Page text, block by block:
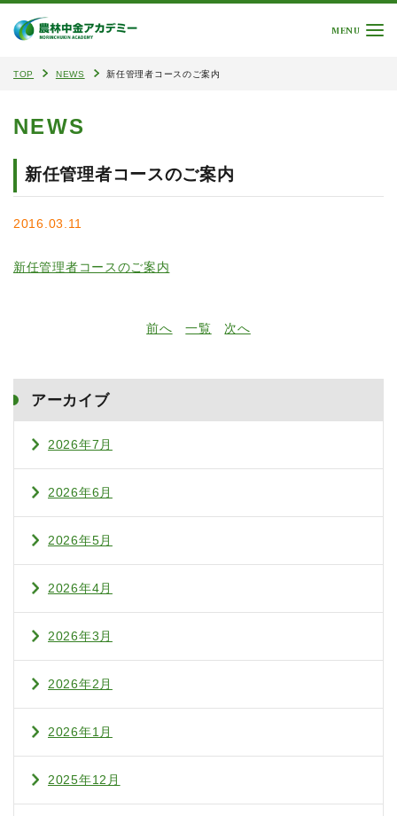
MENU
TOP NEWS 新任管理者コースのご案内
NEWS
新任管理者コースのご案内
2016.03.11
新任管理者コースのご案内
前へ 一覧 次へ
アーカイブ
2026年7月
2026年6月
2026年5月
2026年4月
2026年3月
2026年2月
2026年1月
2025年12月